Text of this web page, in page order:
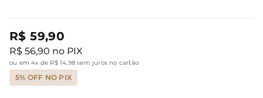
R$ 59,90
R$ 56,90 no PIX
ou em 4x de R$ 14,98 sem juros no cartão
5% OFF NO PIX